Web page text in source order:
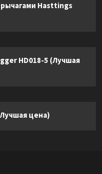
Hasttings
HD018-5 (Лучшая
цена)